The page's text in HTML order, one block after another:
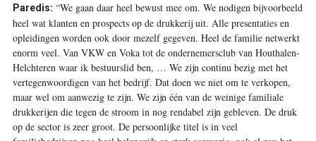
Paredis: “We gaan daar heel bewust mee om. We nodigen bijvoorbeeld
heel wat klanten en prospects op de drukkerij uit. Alle presentaties en
opleidingen worden ook door mezelf gegeven. Heel de ­familie netwerkt
enorm veel. Van VKW en Voka tot de ondernemersclub van Houthalen-
Helchteren waar ik bestuurslid ben, … We zijn continu bezig met het
vertegenwoordigen van het bedrijf. Dat doen we niet om te verkopen,
maar wel om aanwezig te zijn. We zijn één van de weinige familiale
drukkerijen die tegen de stroom in nog rendabel zijn gebleven. De druk
op de sector is zeer groot. De persoonlijke titel is in veel